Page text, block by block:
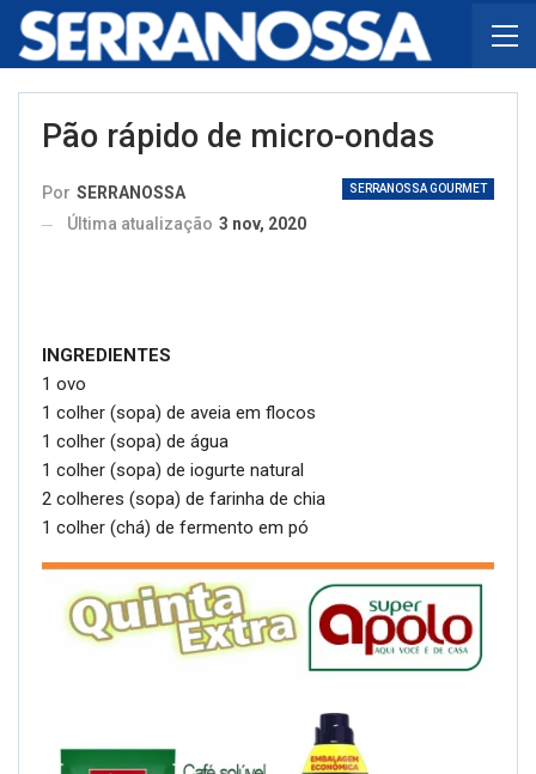
Pão rápido de micro-ondas
SERRANOSSA GOURMET
Por SERRANOSSA
Última atualização 3 nov, 2020
INGREDIENTES
1 ovo
1 colher (sopa) de aveia em flocos
1 colher (sopa) de água
1 colher (sopa) de iogurte natural
2 colheres (sopa) de farinha de chia
1 colher (chá) de fermento em pó